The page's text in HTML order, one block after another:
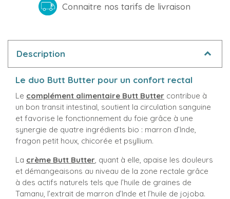
Connaitre nos tarifs de livraison
Description
Le duo Butt Butter pour un confort rectal
Le complément alimentaire Butt Butter contribue à
un bon transit intestinal, soutient la circulation sanguine
et favorise le fonctionnement du foie grâce à une
synergie de quatre ingrédients bio : marron d’Inde,
fragon petit houx, chicorée et psyllium.
La crème Butt Butter, quant à elle, apaise les douleurs
et démangeaisons au niveau de la zone rectale grâce
à des actifs naturels tels que l’huile de graines de
Tamanu, l’extrait de marron d’Inde et l’huile de jojoba.